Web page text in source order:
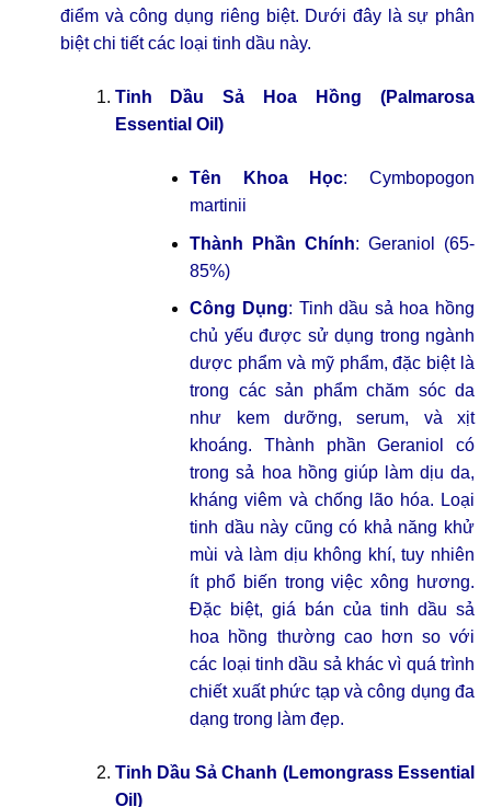
điểm và công dụng riêng biệt. Dưới đây là sự phân
biệt chi tiết các loại tinh dầu này.
Tinh Dầu Sả Hoa Hồng (Palmarosa
Essential Oil)
Tên Khoa Học: Cymbopogon
martinii
Thành Phần Chính: Geraniol (65-
85%)
Công Dụng: Tinh dầu sả hoa hồng
chủ yếu được sử dụng trong ngành
dược phẩm và mỹ phẩm, đặc biệt là
trong các sản phẩm chăm sóc da
như kem dưỡng, serum, và xịt
khoáng. Thành phần Geraniol có
trong sả hoa hồng giúp làm dịu da,
kháng viêm và chống lão hóa. Loại
tinh dầu này cũng có khả năng khử
mùi và làm dịu không khí, tuy nhiên
ít phổ biến trong việc xông hương.
Đặc biệt, giá bán của tinh dầu sả
hoa hồng thường cao hơn so với
các loại tinh dầu sả khác vì quá trình
chiết xuất phức tạp và công dụng đa
dạng trong làm đẹp.
Tinh Dầu Sả Chanh (Lemongrass Essential
Oil)